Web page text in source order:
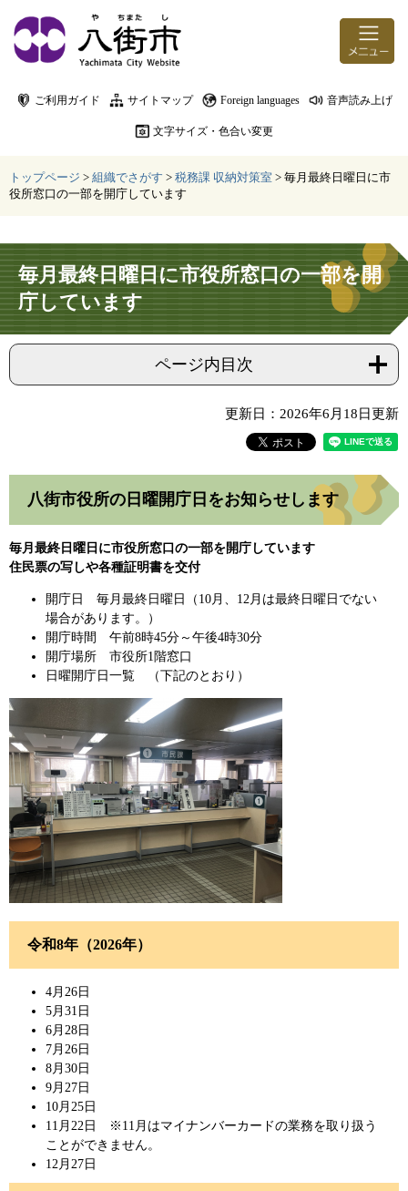
ご利用ガイド サイトマップ Foreign languages 音声読み上げ
文字サイズ・色合い変更
トップページ > 組織でさがす > 税務課 収納対策室 > 毎月最終日曜日に市
役所窓口の一部を開庁しています
本文
毎月最終日曜日に市役所窓口の一部を開
庁しています
ページ内目次
更新日：2026年6月18日更新
八街市役所の日曜開庁日をお知らせします
毎月最終日曜日に市役所窓口の一部を開庁しています
住民票の写しや各種証明書を交付
開庁日 毎月最終日曜日（10月、12月は最終日曜日でない
場合があります。）
開庁時間 午前8時45分～午後4時30分
開庁場所 市役所1階窓口
日曜開庁日一覧 （下記のとおり）
令和8年（2026年）
4月26日
5月31日
6月28日
7月26日
8月30日
9月27日
10月25日
11月22日 ※11月はマイナンバーカードの業務を取り扱う
ことができません。
12月27日